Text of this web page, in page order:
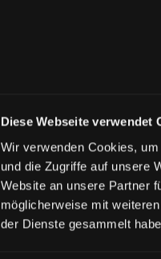
Diese Webseite verwendet
Wir verwenden Cookies,
und die Zugriffe auf unsere
Website an unsere Partner
möglicherweise mit
der Dienste gesammelt
Vorheriger Blogpost
Sebastian Warnke
Teams